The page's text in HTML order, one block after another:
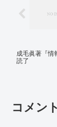
成毛眞著『情
読了
コメント